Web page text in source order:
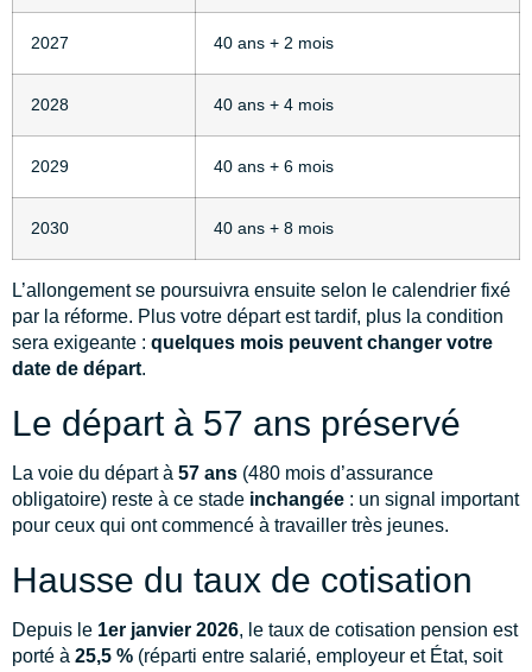
2027 40 ans + 2 mois
2028 40 ans + 4 mois
2029 40 ans + 6 mois
2030 40 ans + 8 mois
L’allongement se poursuivra ensuite selon le calendrier fixé
par la réforme. Plus votre départ est tardif, plus la condition
sera exigeante : quelques mois peuvent changer votre
date de départ.
Le départ à 57 ans préservé
La voie du départ à 57 ans (480 mois d’assurance
obligatoire) reste à ce stade inchangée : un signal important
pour ceux qui ont commencé à travailler très jeunes.
Hausse du taux de cotisation
Depuis le 1er janvier 2026, le taux de cotisation pension est
porté à 25,5 % (réparti entre salarié, employeur et État, soit